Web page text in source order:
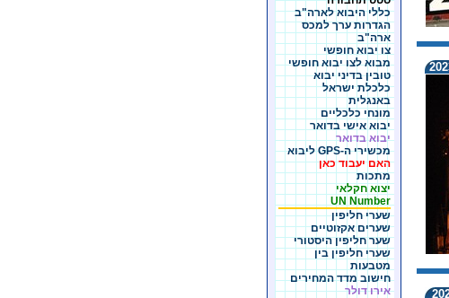
כללי היבוא לארה"ב
הגדרות ערך למכס
ארה"ב
צו יבוא חופשי
מבוא לצו יבוא חופשי
טובין בדיני יבוא
כלכלת ישראל
באנגלית
מונחי כלכליים
יבוא אישי בדואר
יבוא בדואר
מכשירי ה-GPS ליבוא
האם יעבוד כאן
מתכות
יצוא חקלאי
UN Number
שערי חליפין
שערים אקזוטיים
שער חליפין היסטורי
שערי חליפין בין
מטבעות
חישוב מדד המחירים
אירו דולר